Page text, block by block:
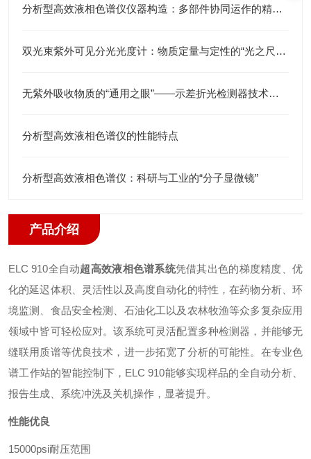
分析型高效液相色谱仪仪器构造：多部件协同运作的精密体系
双光束紫外可见分光光度计：物质定量与定性的“光之尺”与“分子探针”
无紫外吸收物质的“通用之眼”——示差折光检测器技术深度解读
分析型高效液相色谱仪的性能特点
分析型高效液相色谱仪：科研与工业的“分子显微镜”
产品介绍
ELC 910全自动超高效液相色谱系统凭借其出色的梯度精度、优
化的延迟体积、灵活性以及高度自动化的特性，在药物分析、环
境监测、食品安全检测、石油化工以及农林牧渔等众多复杂应用
领域中皆可轻松应对。该系统可灵活配置多种检测器，并能够无
缝联用质谱等优良技术，进一步拓宽了分析的可能性。在专业色
谱工作站的智能控制下，ELC 910能够实现样品的全自动分析、
报告生成、系统冲洗及关机操作，显著提升。
性能优良
15000psi耐压范围